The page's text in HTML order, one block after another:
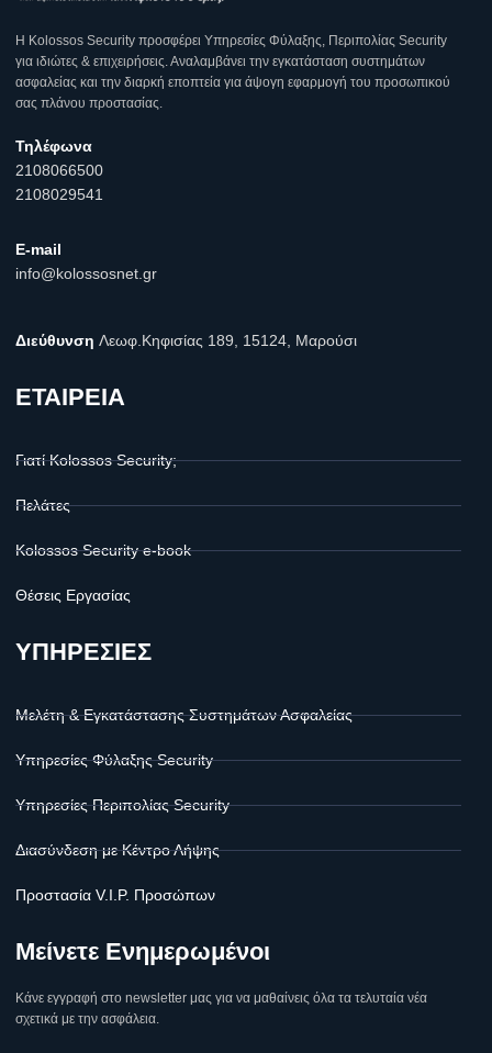
Η Κοlossos Security προσφέρει Υπηρεσίες Φύλαξης, Περιπολίας Security
για ιδιώτες & επιχειρήσεις. Αναλαμβάνει την εγκατάσταση συστημάτων
ασφαλείας και την διαρκή εποπτεία για άψογη εφαρμογή του προσωπικού
σας πλάνου προστασίας.
Τηλέφωνα
2108066500
2108029541
E-mail
info@kolossosnet.gr
Διεύθυνση Λεωφ.Κηφισίας 189, 15124, Μαρούσι
ΕΤΑΙΡΕΙΑ
Γιατί Kolossos Security;
Πελάτες
Kolossos Security e-book
Θέσεις Εργασίας
ΥΠΗΡΕΣΙΕΣ
Μελέτη & Εγκατάστασης Συστημάτων Ασφαλείας
Υπηρεσίες Φύλαξης Security
Υπηρεσίες Περιπολίας Security
Διασύνδεση με Κέντρο Λήψης
Προστασία V.I.P. Προσώπων
Μείνετε Ενημερωμένοι
Κάνε εγγραφή στο newsletter μας για να μαθαίνεις όλα τα τελυταία νέα
σχετικά με την ασφάλεια.